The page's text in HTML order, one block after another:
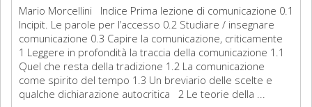
Mario Morcellini Indice Prima lezione di comunicazione 0.1
Incipit. Le parole per l’accesso 0.2 Studiare / insegnare
comunicazione 0.3 Capire la comunicazione, criticamente
1 Leggere in profondità la traccia della comunicazione 1.1
Quel che resta della tradizione 1.2 La comunicazione
come spirito del tempo 1.3 Un breviario delle scelte e
qualche dichiarazione autocritica 2 Le teorie della ...